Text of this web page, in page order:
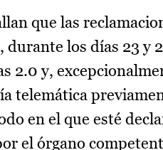
que las
los días 23 y
2.0 y,
telemática
en el que esté
el órgano